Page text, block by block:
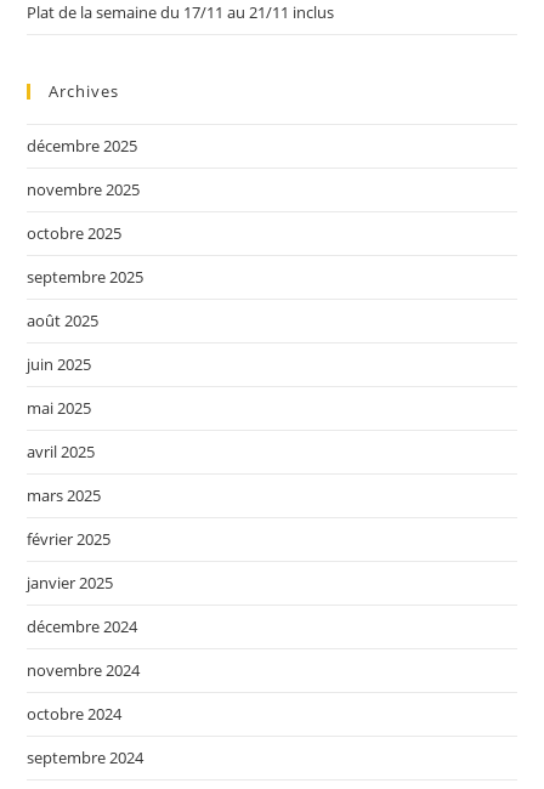
Plat de la semaine du 17/11 au 21/11 inclus
Archives
décembre 2025
novembre 2025
octobre 2025
septembre 2025
août 2025
juin 2025
mai 2025
avril 2025
mars 2025
février 2025
janvier 2025
décembre 2024
novembre 2024
octobre 2024
septembre 2024